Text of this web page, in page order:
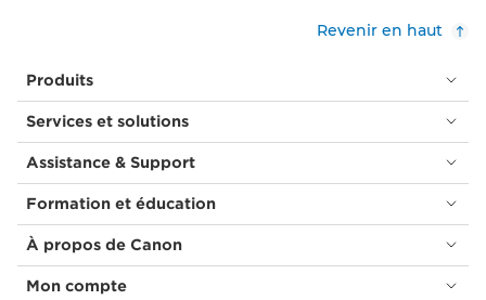
Revenir en haut
Produits
Services et solutions
Assistance & Support
Formation et éducation
À propos de Canon
Mon compte